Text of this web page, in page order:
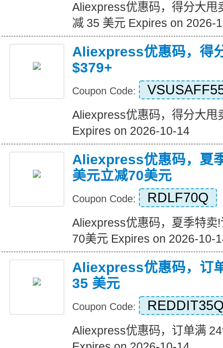
Aliexpress优惠码，得分大甩
减 35 美元 Expires on 2026-
Aliexpress优惠码，得
$379+
Coupon Code:
Aliexpress优惠码，得分大甩
Expires on 2026-10-14
Aliexpress优惠码，夏
美元立减70美元
Coupon Code: RDLF70Q
Aliexpress优惠码，夏季特卖
70美元 Expires on 2026-10-
Aliexpress优惠码，订
35 美元
Coupon Code:
Aliexpress优惠码，订单满